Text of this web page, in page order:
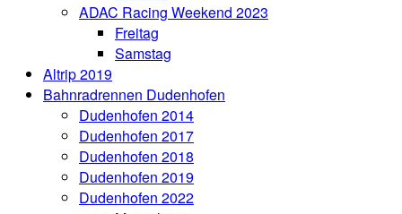
ADAC Racing Weekend 2023
Freitag
Samstag
Altrip 2019
Bahnradrennen Dudenhofen
Dudenhofen 2014
Dudenhofen 2017
Dudenhofen 2018
Dudenhofen 2019
Dudenhofen 2022